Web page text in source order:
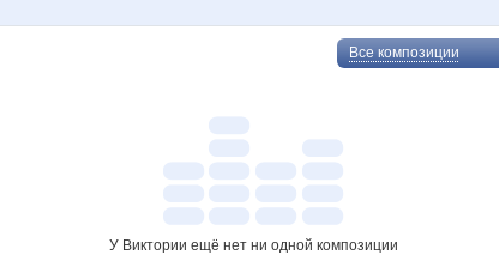
Все композиции
У Виктории ещё нет ни одной композиции